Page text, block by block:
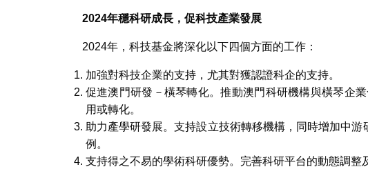
2024年穩科研成長，促科技產業發展
2024年，科技基金將深化以下四個方面的工作：
加強對科技企業的支持，尤其對獲認證科企的支持。
促進澳門研發－橫琴轉化。推動澳門科研機構與橫琴企
用或轉化。
助力產學研發展。支持設立技術轉移機構，同時增加中游
例。
支持得之不易的學術科研優勢。完善科研平台的動態調整